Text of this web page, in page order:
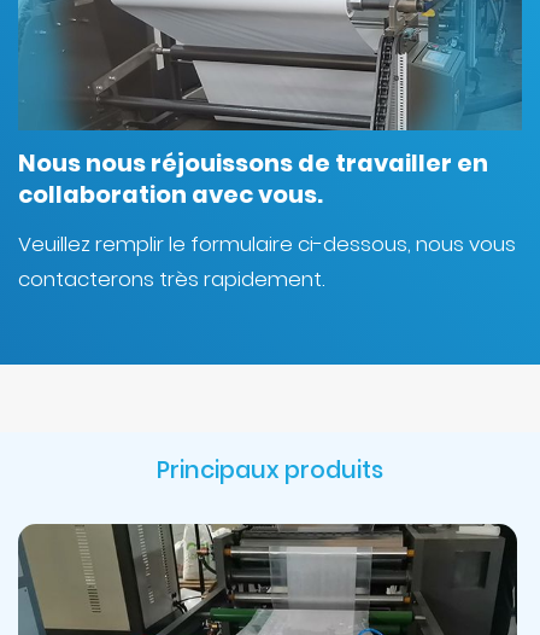
Nous nous réjouissons de travailler en
collaboration avec vous.
Veuillez remplir le formulaire ci-dessous, nous vous
contacterons très rapidement.
Principaux produits